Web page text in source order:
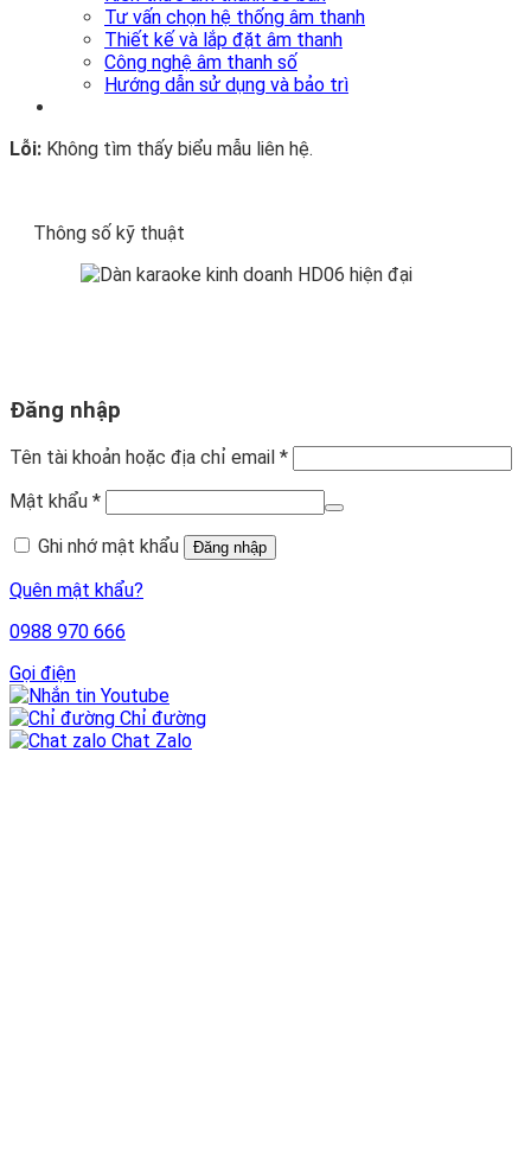
Tư vấn chọn hệ thống âm thanh
Thiết kế và lắp đặt âm thanh
Công nghệ âm thanh số
Hướng dẫn sử dụng và bảo trì
Lỗi: Không tìm thấy biểu mẫu liên hệ.
Thông số kỹ thuật
Đăng nhập
Tên tài khoản hoặc địa chỉ email *
Mật khẩu *
Ghi nhớ mật khẩu
Đăng nhập
Quên mật khẩu?
0988 970 666
Gọi điện
Youtube
Chỉ đường
Chat Zalo